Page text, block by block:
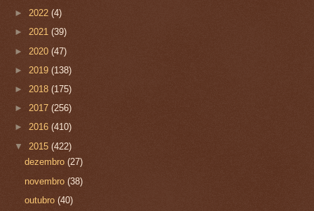
► 2022 (4)
► 2021 (39)
► 2020 (47)
► 2019 (138)
► 2018 (175)
► 2017 (256)
► 2016 (410)
▼ 2015 (422)
dezembro(27)
novembro(38)
outubro(40)